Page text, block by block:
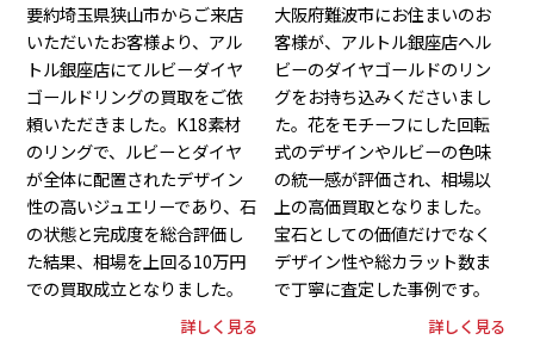
要約埼玉県狭山市からご来店
いただいたお客様より、アル
トル銀座店にてルビーダイヤ
ゴールドリングの買取をご依
頼いただきました。K18素材
のリングで、ルビーとダイヤ
が全体に配置されたデザイン
性の高いジュエリーであり、石
の状態と完成度を総合評価し
た結果、相場を上回る10万円
での買取成立となりました。
詳しく見る
大阪府難波市にお住まいのお
客様が、アルトル銀座店へル
ビーのダイヤゴールドのリン
グをお持ち込みくださいまし
た。花をモチーフにした回転
式のデザインやルビーの色味
の統一感が評価され、相場以
上の高価買取となりました。
宝石としての価値だけでなく
デザイン性や総カラット数ま
で丁寧に査定した事例です。
詳しく見る